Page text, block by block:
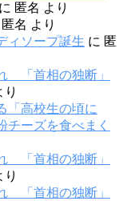
に 匿名 より
匿名 より
ィソープ誕生 に 匿
「首相の独断」
り
「高校生の頃に
チーズを食べまく
「首相の独断」
り
「首相の独断」